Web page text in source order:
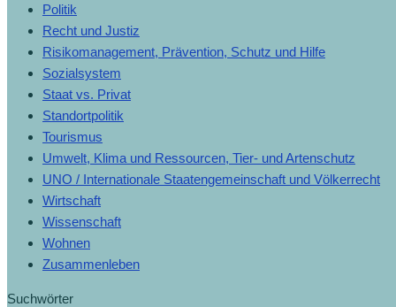
Politik
Recht und Justiz
Risikomanagement, Prävention, Schutz und Hilfe
Sozialsystem
Staat vs. Privat
Standortpolitik
Tourismus
Umwelt, Klima und Ressourcen, Tier- und Artenschutz
UNO / Internationale Staatengemeinschaft und Völkerrecht
Wirtschaft
Wissenschaft
Wohnen
Zusammenleben
Suchwörter